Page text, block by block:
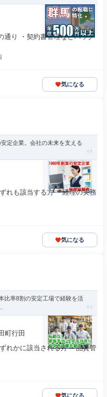
通り ・契約書管理などバック
気になる
定企業。会社の未来を支える
れも該当する方 ・経理の実務
気になる
比率8割の安定工場で経験を活
町行田
れかに該当される方 ・品質管
気になる